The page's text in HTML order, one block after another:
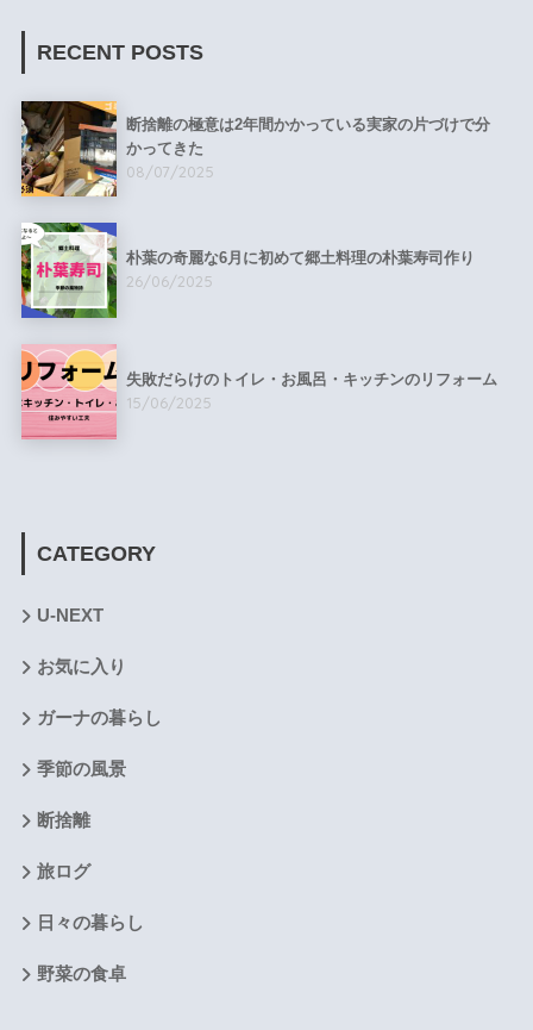
RECENT POSTS
断捨離の極意は2年間かかっている実家の片づけで分
かってきた
08/07/2025
朴葉の奇麗な6月に初めて郷土料理の朴葉寿司作り
26/06/2025
失敗だらけのトイレ・お風呂・キッチンのリフォーム
15/06/2025
CATEGORY
U-NEXT
お気に入り
ガーナの暮らし
季節の風景
断捨離
旅ログ
日々の暮らし
野菜の食卓